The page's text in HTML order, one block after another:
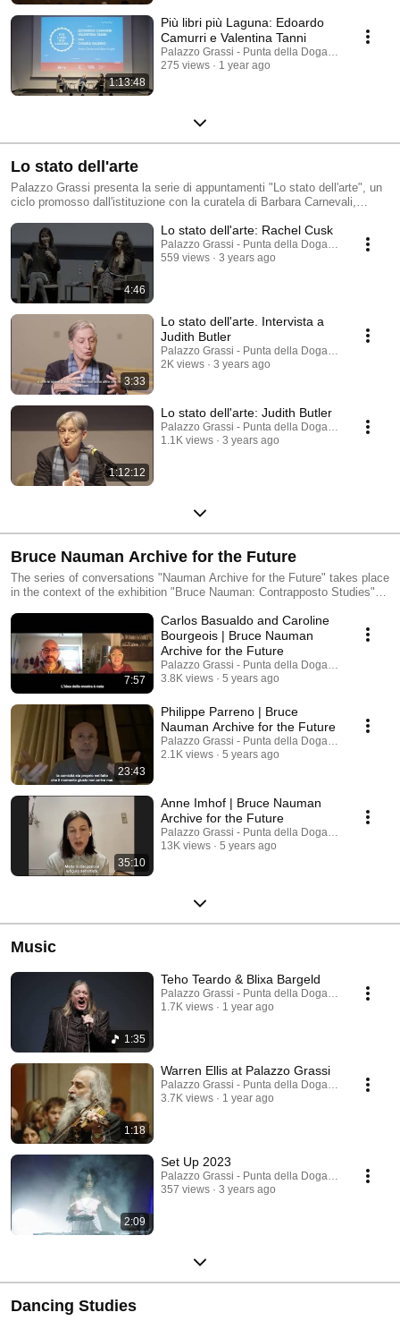
1:13:48
Più libri più Laguna: Edoardo
Camurri e Valentina Tanni
Palazzo Grassi - Punta della Dogana
275 views
1 year ago
Lo stato dell'arte
Palazzo Grassi presenta la serie di appuntamenti "Lo stato dell'arte", un
ciclo promosso dall'istituzione con la curatela di Barbara Carnevali,
Sciences Sociales (EHESS) di Parigi, che invita importanti personalità
del mondo della cultura internazionale a realizzare un contributo inedito a
partire dalla riflessione personale sullo stato dell'arte oggi. I protagonisti
del ciclo, di campi disciplinari molto diversi, sono chiamati a produrre un
testo inedito pubblicato nella versione integrale in una collana dedicata
edita da Marsilio Editori, Venezia, in collaborazione con Palazzo Grassi.
4:46
Lo stato dell'arte: Rachel Cusk
Palazzo Grassi - Punta della Dogana
559 views
3 years ago
3:33
Lo stato dell'arte. Intervista a
Judith Butler
Palazzo Grassi - Punta della Dogana
2K views
3 years ago
1:12:12
Lo stato dell'arte: Judith Butler
Palazzo Grassi - Punta della Dogana
1.1K views
3 years ago
Bruce Nauman Archive for the Future
The series of conversations "Nauman Archive for the Future" takes place
in the context of the exhibition "Bruce Nauman: Contrapposto Studies",
Basualdo and Caroline Bourgeois. This series of online conversations
takes the exhibition in Venice as a starting point to interrogate Nauman's
work as currently experienced by artists, art historians, dancers and
musicians, as well as its potential future impact. Videos by Mono
Company
7:57
Carlos Basualdo and Caroline
Bourgeois | Bruce Nauman
Archive for the Future
Palazzo Grassi - Punta della Dogana
3.8K views
5 years ago
23:43
Philippe Parreno | Bruce
Nauman Archive for the Future
Palazzo Grassi - Punta della Dogana
2.1K views
5 years ago
35:10
Anne Imhof | Bruce Nauman
Archive for the Future
Palazzo Grassi - Punta della Dogana
13K views
5 years ago
Music
1:35
Teho Teardo & Blixa Bargeld
Palazzo Grassi - Punta della Dogana
1.7K views
1 year ago
1:18
Warren Ellis at Palazzo Grassi
Palazzo Grassi - Punta della Dogana
3.7K views
1 year ago
2:09
Set Up 2023
Palazzo Grassi - Punta della Dogana
357 views
3 years ago
Dancing Studies